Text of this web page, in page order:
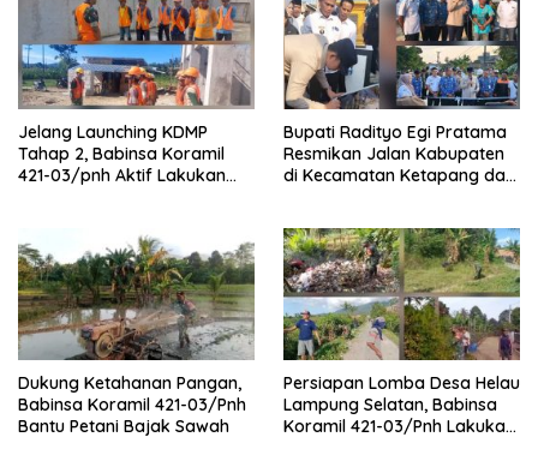
Jelang Launching KDMP
Tahap 2, Babinsa Koramil
421-03/pnh Aktif Lakukan
Bupati Radityo Egi Pratama
Resmikan Jalan Kabupaten
di Kecamatan Ketapang dan
Dukung Ketahanan Pangan,
Babinsa Koramil 421-03/Pnh
Bantu Petani Bajak Sawah
Persiapan Lomba Desa Helau
Lampung Selatan, Babinsa
Koramil 421-03/Pnh Lakukan